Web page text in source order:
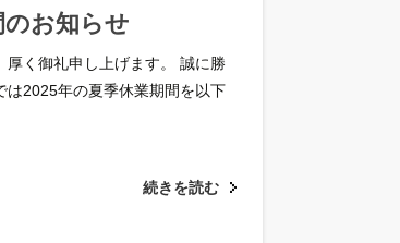
のお知らせ
く御礼申し上げます。 誠に勝
は2025年の夏季休業期間を以下
続きを読む